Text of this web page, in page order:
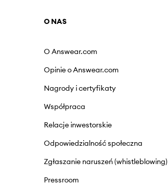
O NAS
O Answear.com
Opinie o Answear.com
Nagrody i certyfikaty
Współpraca
Relacje inwestorskie
Odpowiedzialność społeczna
Zgłaszanie naruszeń (whistleblowing)
Pressroom